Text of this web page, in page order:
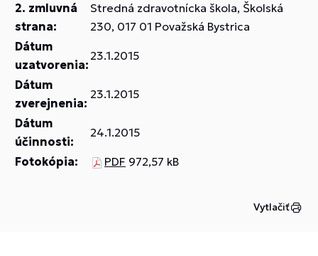
2. zmluvná
strana:
Stredná zdravotnícka škola, Školská
230, 017 01 Považská Bystrica
Dátum
uzatvorenia:
23.1.2015
Dátum
zverejnenia:
23.1.2015
Dátum
účinnosti:
24.1.2015
Fotokópia: PDF 972,57 kB
Vytlačiť